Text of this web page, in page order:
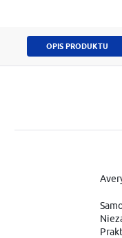
OPIS PRODUKTU